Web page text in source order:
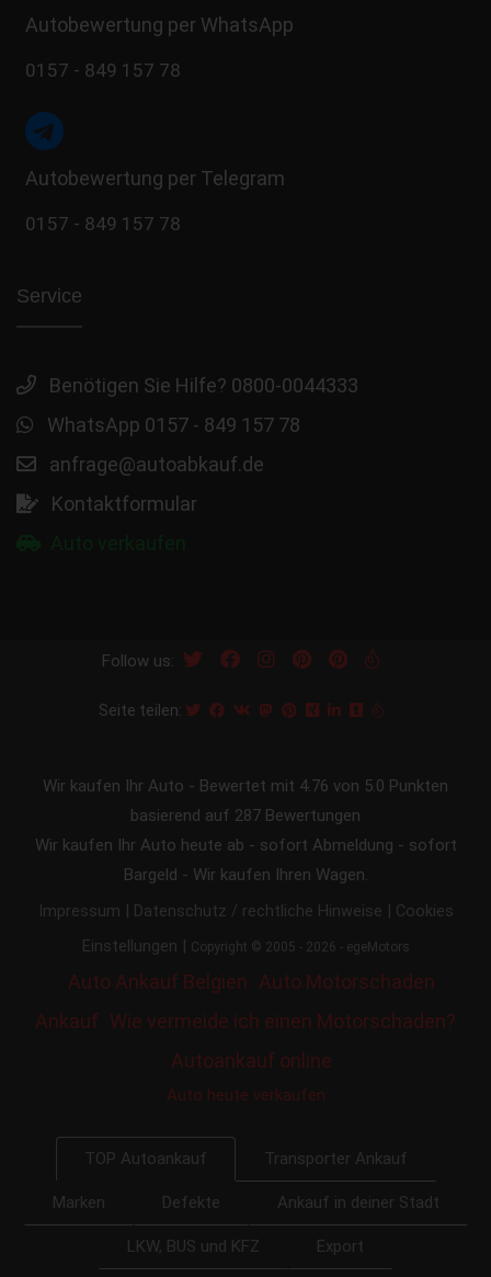
Autobewertung per WhatsApp
0157 - 849 157 78
Autobewertung per Telegram
0157 - 849 157 78
Service
Benötigen Sie Hilfe? 0800-0044333
WhatsApp 0157 - 849 157 78
anfrage@autoabkauf.de
Kontaktformular
Follow us:
Seite teilen:
Wir kaufen Ihr Auto - Bewertet mit 4.76 von 5.0 Punkten
basierend auf 287 Bewertungen
Wir kaufen Ihr Auto heute ab - sofort Abmeldung - sofort
Bargeld - Wir kaufen Ihren Wagen.
Impressum | Datenschutz / rechtliche Hinweise | Cookies
Einstellungen | Copyright © 2005 - 2026 - egeMotors
Auto Ankauf Belgien
Auto Motorschaden
Ankauf Wie vermeide ich einen Motorschaden?
Autoankauf online
Auto heute verkaufen
TOP Autoankauf Transporter Ankauf
Marken Defekte Ankauf in deiner Stadt
LKW, BUS und KFZ Export